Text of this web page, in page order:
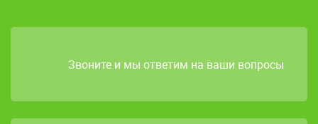
Звоните и мы ответим на ваши вопросы